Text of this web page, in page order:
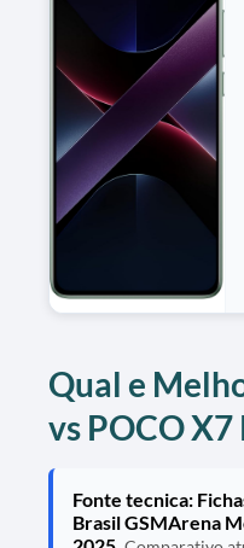
Qual e
vs POCO X7
Fonte tecnica:
Brasil GSMArena